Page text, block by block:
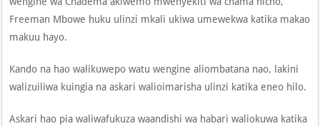
Freeman Mbowe huku ulinzi mkali ukiwa umewekwa katika makao
makuu hayo.
Kando na hao walikuwepo watu wengine aliombatana nao, lakini
walizuiliwa kuingia na askari walioimarisha ulinzi katika eneo hilo.
Askari hao pia waliwafukuza waandishi wa habari waliokuwa katika